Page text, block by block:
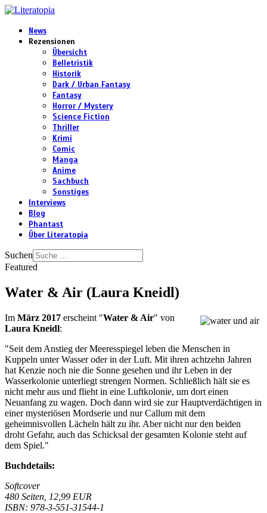
News
Rezensionen
Übersicht
Belletristik
Historik
Dark / Urban Fantasy
Fantasy
Horror / Mystery
Science Fiction
Thriller
Krimi
Comic
Manga
Anime
Sachbuch
Sonstiges
Interviews
Blog
Phantast
Über Literatopia
Suchen
Featured
Water & Air (Laura Kneidl)
Im März 2017 erscheint "Water & Air" von
Laura Kneidl:
"Seit dem Anstieg der Meeresspiegel leben die Menschen in
Kuppeln unter Wasser oder in der Luft. Mit ihren achtzehn Jahren
hat Kenzie noch nie die Sonne gesehen und ihr Leben in der
Wasserkolonie unterliegt strengen Normen. Schließlich hält sie es
nicht mehr aus und flieht in eine Luftkolonie, um dort einen
Neuanfang zu wagen. Doch dann wird sie zur Hauptverdächtigen in
einer mysteriösen Mordserie und nur Callum mit dem
geheimnisvollen Lächeln hält zu ihr. Aber nicht nur den beiden
droht Gefahr, auch das Schicksal der gesamten Kolonie steht auf
dem Spiel."
Buchdetails:
Softcover
480 Seiten, 12,99 EUR
ISBN: 978-3-551-31544-1